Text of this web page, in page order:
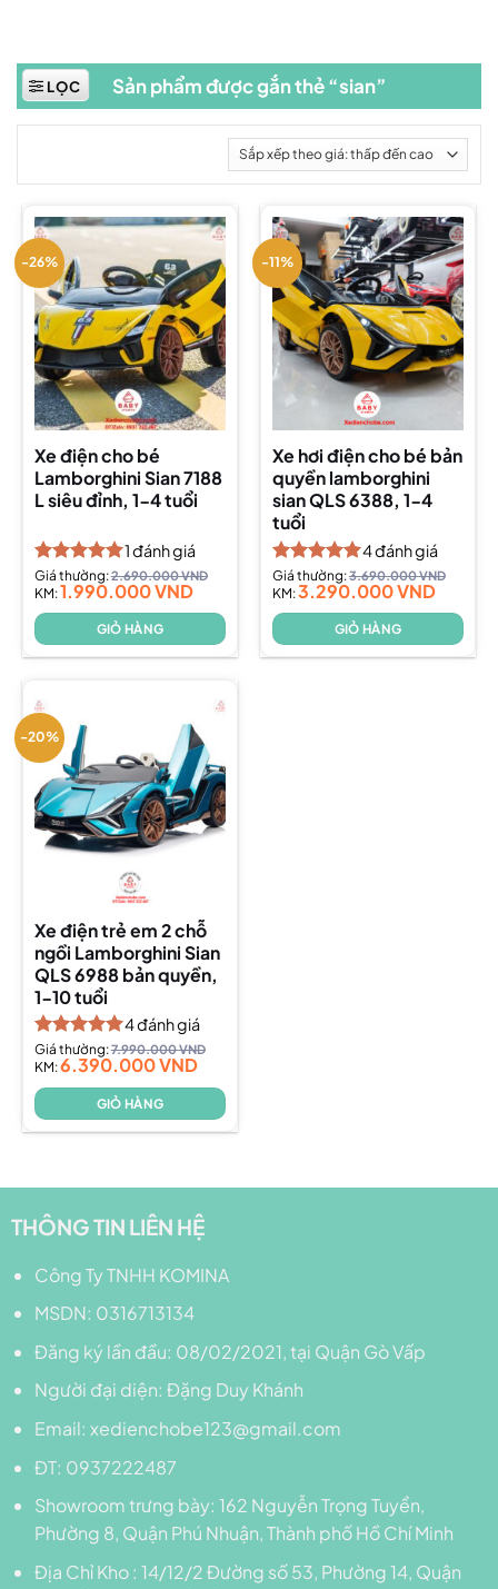
Sản phẩm được gắn thẻ “sian”
LỌC
-26%
Xe điện cho bé
Lamborghini Sian 7188
L siêu đỉnh, 1-4 tuổi
Được xếp
hạng5.00
5 sao
1đánh giá
Giá thường:2.690.000VND
KM:1.990.000VND
GIỎ HÀNG
-11%
Xe hơi điện cho bé bản
quyền lamborghini
sian QLS 6388, 1-4
tuổi
Được xếp
hạng5.00
5 sao
4đánh giá
Giá thường:3.690.000VND
KM:3.290.000VND
GIỎ HÀNG
-20%
Xe điện trẻ em 2 chỗ
ngồi Lamborghini Sian
QLS 6988 bản quyền,
1-10 tuổi
Được xếp
hạng5.00
5 sao
4đánh giá
Giá thường:7.990.000VND
KM:6.390.000VND
GIỎ HÀNG
THÔNG TIN LIÊN HỆ
Công Ty TNHH KOMINA
MSDN: 0316713134
Đăng ký lần đầu: 08/02/2021, tại Quận Gò Vấp
Người đại diện: Đặng Duy Khánh
Email: xedienchobe123@gmail.com
ĐT: 0937222487
Showroom trưng bày: 162 Nguyễn Trọng Tuyển,
Phường 8, Quận Phú Nhuận, Thành phố Hồ Chí Minh
Địa Chỉ Kho : 14/12/2 Đường số 53, Phường 14, Quận